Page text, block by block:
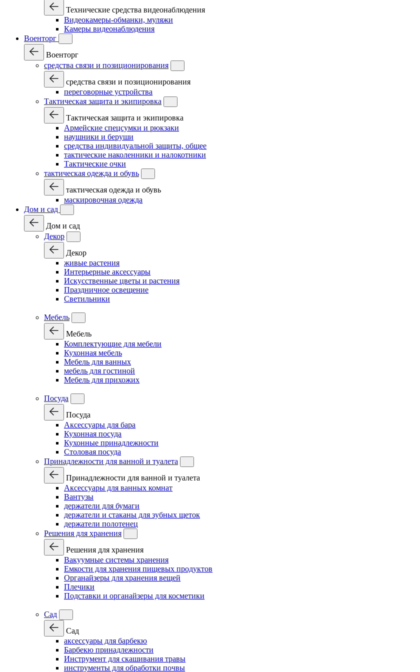
Технические средства видеонаблюдения
Видеокамеры-обманки, муляжи
Камеры видеонаблюдения
Военторг
Военторг
средства связи и позиционирования
средства связи и позиционирования
переговорные устройства
Тактическая защита и экипировка
Тактическая защита и экипировка
Армейские спецсумки и рюкзаки
наушники и беруши
средства индивидуальной защиты, общее
тактические наколенники и налокотники
Тактические очки
тактическая одежда и обувь
тактическая одежда и обувь
маскировочная одежда
Дом и сад
Дом и сад
Декор
Декор
живые растения
Интерьерные аксессуары
Искусственные цветы и растения
Праздничное освещение
Светильники
Мебель
Мебель
Комплектующие для мебели
Кухонная мебель
Мебель для ванных
мебель для гостиной
Мебель для прихожих
Посуда
Посуда
Аксессуары для бара
Кухонная посуда
Кухонные принадлежности
Столовая посуда
Принадлежности для ванной и туалета
Принадлежности для ванной и туалета
Аксессуары для ванных комнат
Вантузы
держатели для бумаги
держатели и стаканы для зубных щеток
держатели полотенец
Решения для хранения
Решения для хранения
Вакуумные системы хранения
Емкости для хранения пищевых продуктов
Органайзеры для хранения вещей
Плечики
Подставки и органайзеры для косметики
Сад
Сад
аксессуары для барбекю
Барбекю принадлежности
Инструмент для скашивания травы
инструменты для обработки почвы